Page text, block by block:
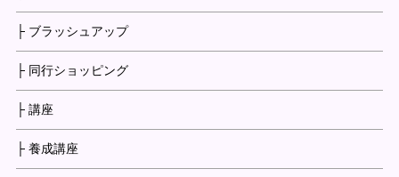
├ ブラッシュアップ
├ 同行ショッピング
├ 講座
├ 養成講座